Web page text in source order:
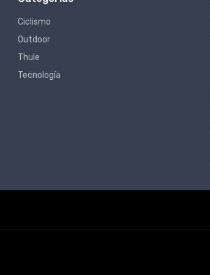
Ciclismo
Outdoor
Thule
Tecnología